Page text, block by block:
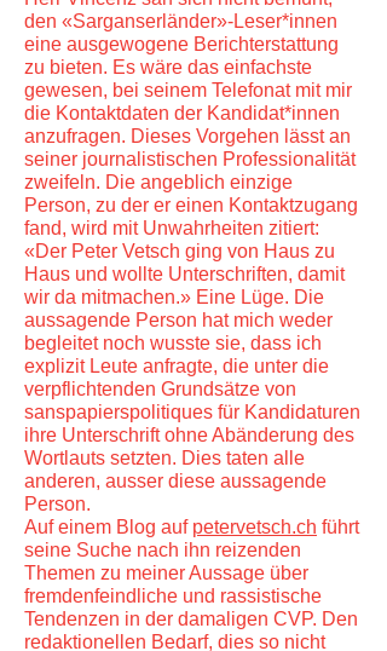
den «Sarganserländer»-Leser*innen
eine ausgewogene Berichterstattung
zu bieten. Es wäre das einfachste
gewesen, bei seinem Telefonat mit mir
die Kontaktdaten der Kandidat*innen
anzufragen. Dieses Vorgehen lässt an
seiner journalistischen Professionalität
zweifeln. Die angeblich einzige
Person, zu der er einen Kontaktzugang
fand, wird mit Unwahrheiten zitiert:
«Der Peter Vetsch ging von Haus zu
Haus und wollte Unterschriften, damit
wir da mitmachen.» Eine Lüge. Die
aussagende Person hat mich weder
begleitet noch wusste sie, dass ich
explizit Leute anfragte, die unter die
verpflichtenden Grundsätze von
sanspapierspolitiques für Kandidaturen
ihre Unterschrift ohne Abänderung des
Wortlauts setzten. Dies taten alle
anderen, ausser diese aussagende
Person.
Auf einem Blog auf petervetsch.ch führt
seine Suche nach ihn reizenden
Themen zu meiner Aussage über
fremdenfeindliche und rassistische
Tendenzen in der damaligen CVP. Den
redaktionellen Bedarf, dies so nicht